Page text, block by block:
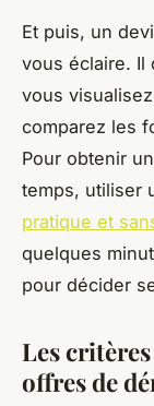
Et puis, un
vous éclaire. Il
vous
comparez les
Pour obtenir
temps, utiliser
pratique et
quelques
pour décider
Les
offres de